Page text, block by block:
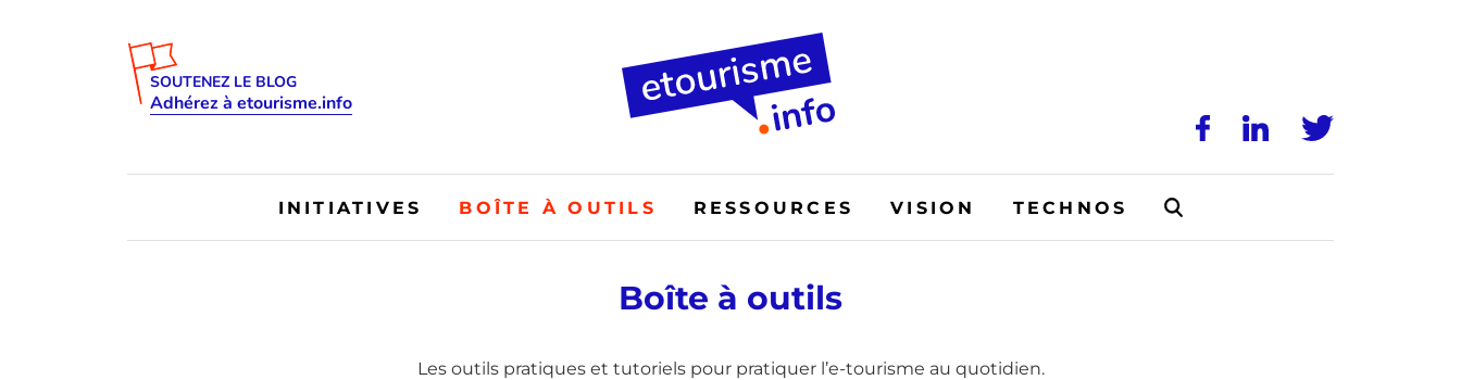
SOUTENEZ LE BLOG
Adhérez à etourisme.info
INITIATIVES BOÎTE À OUTILS RESSOURCES VISION TECHNOS
Boîte à outils
Les outils pratiques et tutoriels pour pratiquer l’e-tourisme au quotidien.